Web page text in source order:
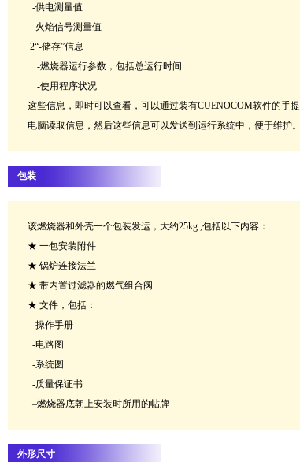
-供电测量值
-火焰信号测量值
2“-储存”信息
-燃烧器运行参数，包括总运行时间
-使用程序状况
这些信息，即时可以查看，可以通过装有CUENOCOM软件的手提
电脑读取信息，然后这些信息可以发送到运行系统中，便于维护。
包装
该燃烧器和外壳一个包装发运，大约25kg ,包括以下内容：
★ 一包安装附件
★ 锅炉连接法兰
★ 带内置过滤器的燃气组合阀
★ 文件，包括：
-操作手册
-电路图
-系统图
-质量保证书
–燃烧器底朝上安装时所用的帖牌
外形尺寸